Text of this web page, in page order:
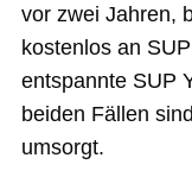
vor zwei Jahren,
kostenlos an
entspannte SUP
beiden Fällen
umsorgt.